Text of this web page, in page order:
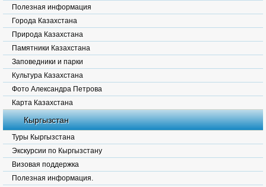
Полезная информация
Города Казахстана
Природа Казахстана
Памятники Казахстана
Заповедники и парки
Культура Казахстана
Фото Александра Петрова
Карта Казахстана
Кыргызстан
Туры Кыргызстана
Экскурсии по Кыргызстану
Визовая поддержка
Полезная информация.